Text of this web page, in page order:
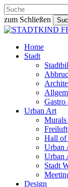
Skip
to
main
content
zum Schließen
Close
search
Menu
Home
Stadt
Urban Art
Hall of
Urban
Urban
Stadt
Design